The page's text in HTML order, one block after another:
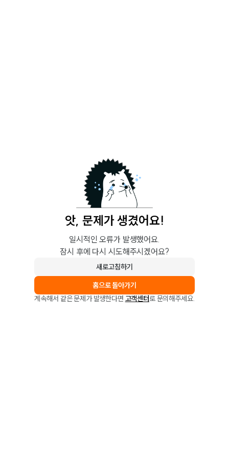
앗, 문제가 생겼어요!
일시적인 오류가 발생했어요.
잠시 후에 다시 시도해주시겠어요?
새로고침하기
홈으로 돌아가기
계속해서 같은 문제가 발생한다면 고객센터로 문의해주세요.